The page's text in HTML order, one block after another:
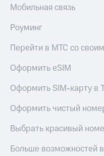
Мобильная связь
Роуминг
Перейти в МТС со
Оформить eSIM
Оформить SIM-карту в
Оформить чистый
Выбрать красивый
Больше возможностей